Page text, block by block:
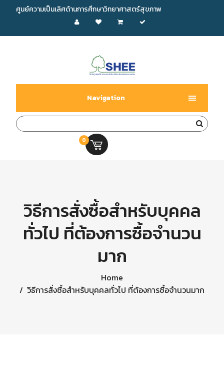
ศูนย์ความเป็นเลิศด้านการศึกษาวิทยาศาสตร์สุขภาพ
Navigation
0
วิธีการสั่งซื้อสำหรับบุคคล
ทั่วไป ที่ต้องการซื้อจำนวน
มาก
Home
วิธีการสั่งซื้อสำหรับบุคคลทั่วไป ที่ต้องการซื้อจำนวนมาก